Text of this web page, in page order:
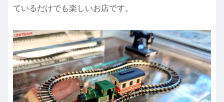
ているだけでも楽しいお店です。